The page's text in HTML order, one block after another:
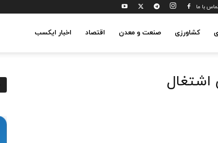
با ما
اخبار ایکسب اقتصاد صنعت و معدن کشاورزی
اشتغال